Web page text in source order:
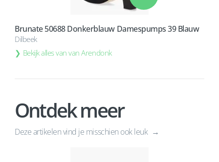
Brunate 50688 Donkerblauw Damespumps 39 Blauw
Dilbeek
Bekijk alles van van Arendonk
Ontdek meer
Deze artikelen vind je misschien ook leuk